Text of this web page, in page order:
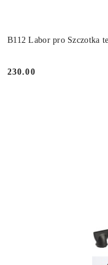
B112 Labor pro Szczotka
Cena:
230.00